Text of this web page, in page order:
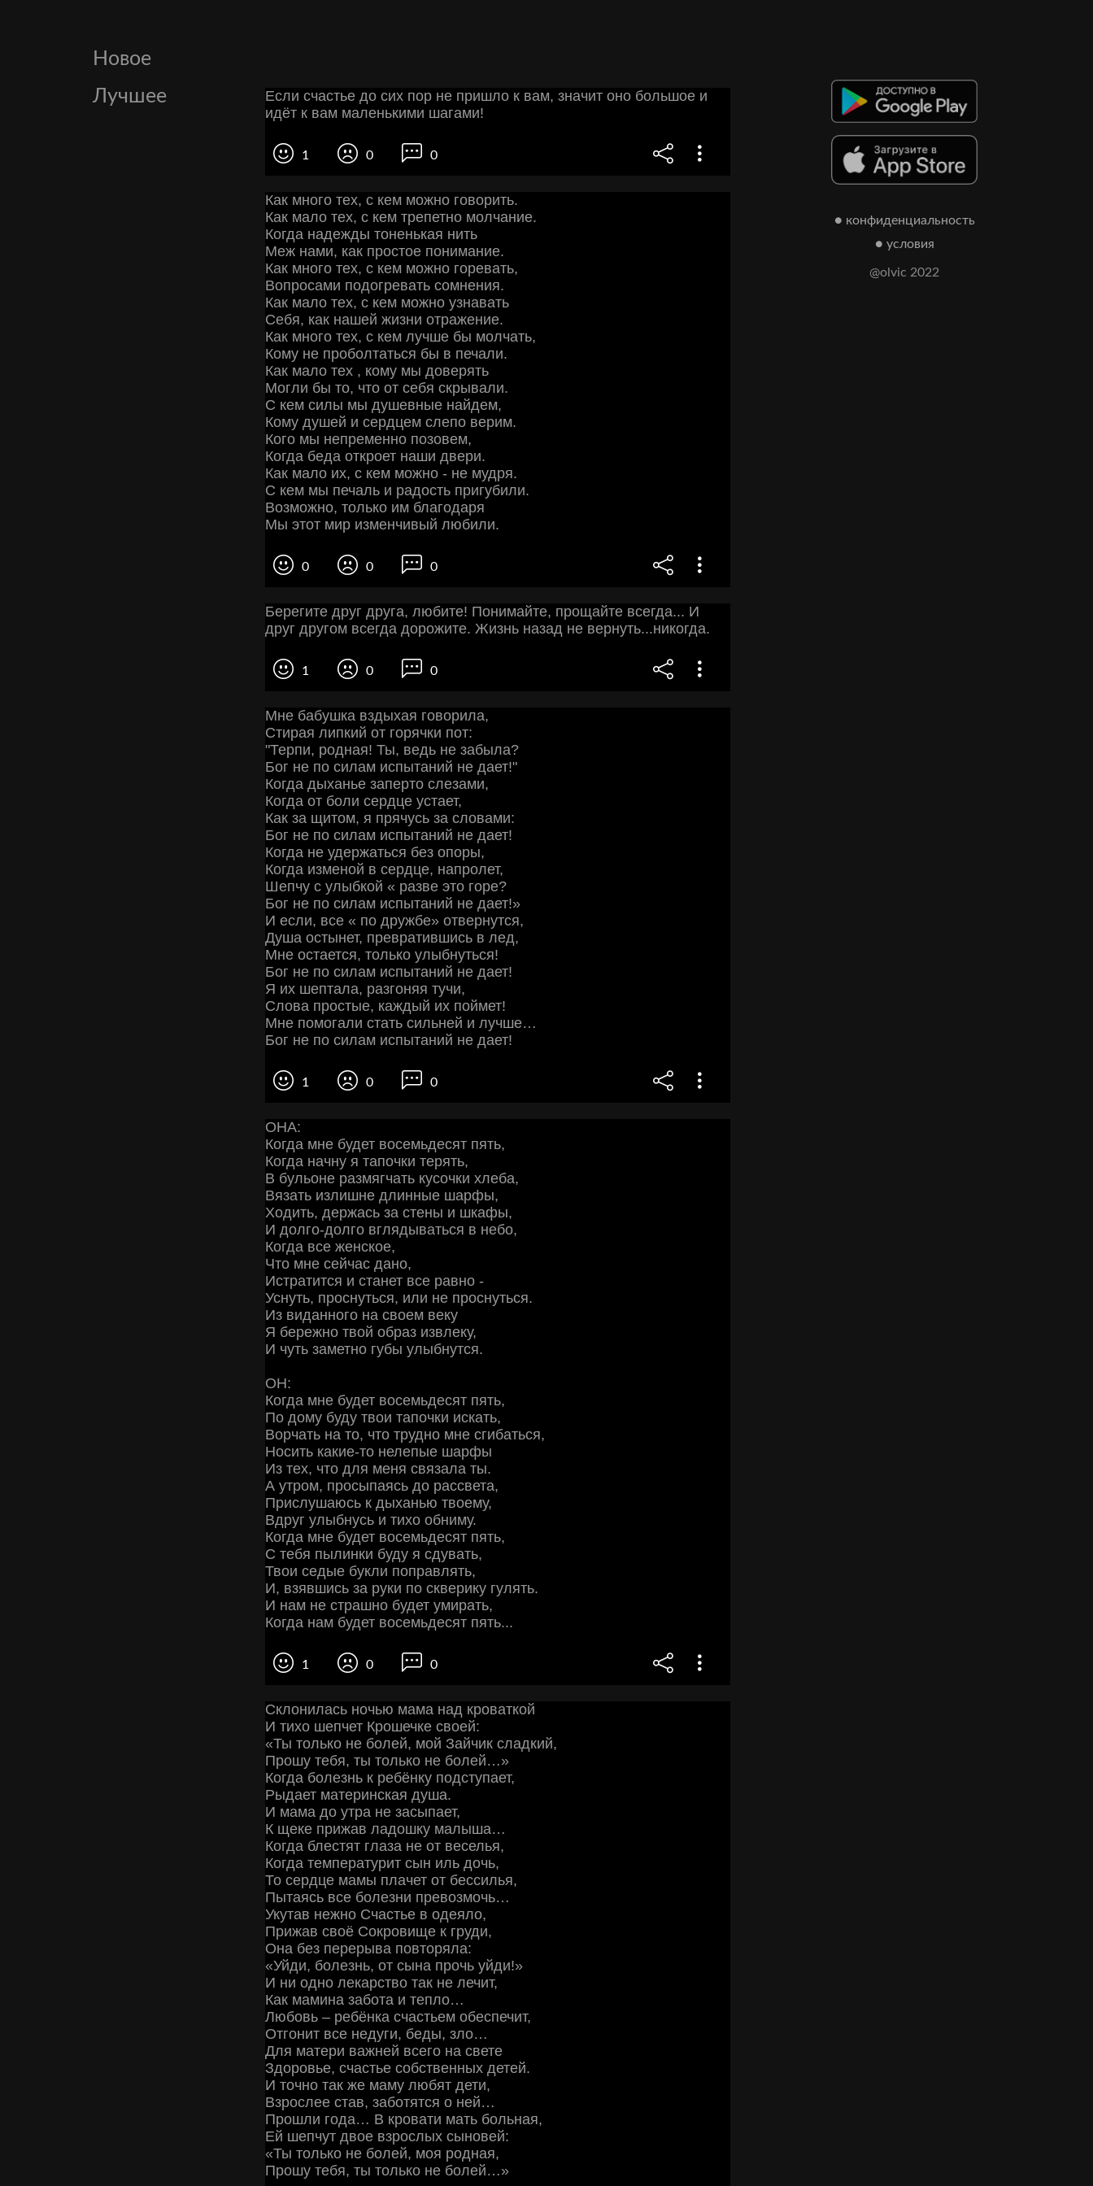
Новое
Лучшее
Если счастье до сих пор не пришло к вам, значит оно большое и
идёт к вам маленькими шагами!
1 0 0
Как много тех, с кем можно говорить.
Как мало тех, с кем трепетно молчание.
Когда надежды тоненькая нить
Меж нами, как простое понимание.
Как много тех, с кем можно горевать,
Вопросами подогревать сомнения.
Как мало тех, с кем можно узнавать
Себя, как нашей жизни отражение.
Как много тех, с кем лучше бы молчать,
Кому не проболтаться бы в печали.
Как мало тех , кому мы доверять
Могли бы то, что от себя скрывали.
С кем силы мы душевные найдем,
Кому душей и сердцем слепо верим.
Кого мы непременно позовем,
Когда беда откроет наши двери.
Как мало их, с кем можно - не мудря.
С кем мы печаль и радость пригубили.
Возможно, только им благодаря
Мы этот мир изменчивый любили.
0 0 0
Берегите друг друга, любите! Понимайте, прощайте всегда... И
друг другом всегда дорожите. Жизнь назад не вернуть...никогда.
1 0 0
Мне бабушка вздыхая говорила,
Стирая липкий от горячки пот:
"Терпи, родная! Ты, ведь не забыла?
Бог не по силам испытаний не дает!"
Когда дыханье заперто слезами,
Когда от боли сердце устает,
Как за щитом, я прячусь за словами:
Бог не по силам испытаний не дает!
Когда не удержаться без опоры,
Когда изменой в сердце, напролет,
Шепчу с улыбкой « разве это горе?
Бог не по силам испытаний не дает!»
И если, все « по дружбе» отвернутся,
Душа остынет, превратившись в лед,
Мне остается, только улыбнуться!
Бог не по силам испытаний не дает!
Я их шептала, разгоняя тучи,
Слова простые, каждый их поймет!
Мне помогали стать сильней и лучше…
Бог не по силам испытаний не дает!
1 0 0
ОНА:
Когда мне будет восемьдесят пять,
Когда начну я тапочки терять,
В бульоне размягчать кусочки хлеба,
Вязать излишне длинные шарфы,
Ходить, держась за стены и шкафы,
И долго-долго вглядываться в небо,
Когда все женское,
Что мне сейчас дано,
Истратится и станет все равно -
Уснуть, проснуться, или не проснуться.
Из виданного на своем веку
Я бережно твой образ извлеку,
И чуть заметно губы улыбнутся.
ОН:
Когда мне будет восемьдесят пять,
По дому буду твои тапочки искать,
Ворчать на то, что трудно мне сгибаться,
Носить какие-то нелепые шарфы
Из тех, что для меня связала ты.
А утром, просыпаясь до рассвета,
Прислушаюсь к дыханью твоему,
Вдруг улыбнусь и тихо обниму.
Когда мне будет восемьдесят пять,
С тебя пылинки буду я сдувать,
Твои седые букли поправлять,
И, взявшись за руки по скверику гулять.
И нам не страшно будет умирать,
Когда нам будет восемьдесят пять...
1 0 0
Склонилась ночью мама над кроваткой
И тихо шепчет Крошечке своей:
«Ты только не болей, мой Зайчик сладкий,
Прошу тебя, ты только не болей…»
Когда болезнь к ребёнку подступает,
Рыдает материнская душа.
И мама до утра не засыпает,
К щеке прижав ладошку малыша…
Когда блестят глаза не от веселья,
Когда температурит сын иль дочь,
То сердце мамы плачет от бессилья,
Пытаясь все болезни превозмочь…
Укутав нежно Счастье в одеяло,
Прижав своё Сокровище к груди,
Она без перерыва повторяла:
«Уйди, болезнь, от сына прочь уйди!»
И ни одно лекарство так не лечит,
Как мамина забота и тепло…
Любовь – ребёнка счастьем обеспечит,
Отгонит все недуги, беды, зло…
Для матери важней всего на свете
Здоровье, счастье собственных детей.
И точно так же маму любят дети,
Взрослее став, заботятся о ней…
Прошли года… В кровати мать больная,
Ей шепчут двое взрослых сыновей:
«Ты только не болей, моя родная,
Прошу тебя, ты только не болей…»
● конфиденциальность
● условия
@olvic 2022